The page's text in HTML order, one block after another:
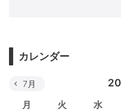
カレンダー
月 火 水
7月